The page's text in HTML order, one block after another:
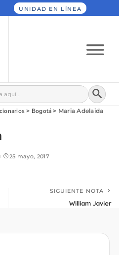
UNIDAD EN LÍNEA
Botón
> Bogotá > Maria Adelaida
25 mayo, 2017
SIGUIENTE NOTA
William Javier